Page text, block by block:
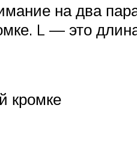
на два
L — это
кромке